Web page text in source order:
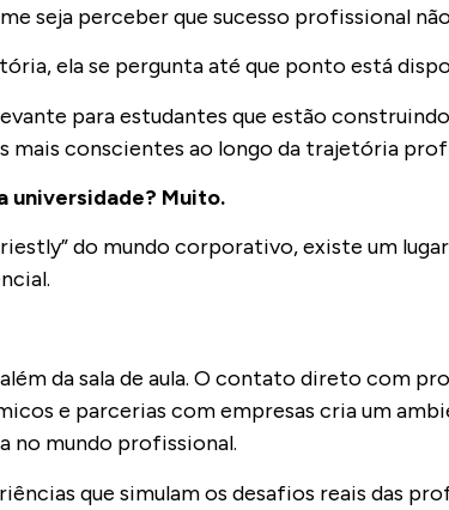
seja perceber que sucesso profissional
ela se pergunta até que ponto está
para estudantes que estão
mais conscientes ao longo da trajetória
universidade? Muito.
do mundo corporativo, existe um
da sala de aula. O contato direto com
e parcerias com empresas cria um
no mundo profissional.
que simulam os desafios reais das